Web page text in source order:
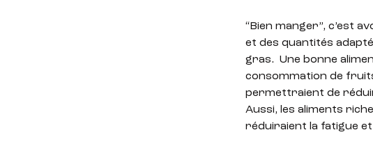
“Bien manger”, c’est
et des quantités
gras. Une bonne
consommation de
permettraient de
Aussi, les aliments
réduiraient la fatigue